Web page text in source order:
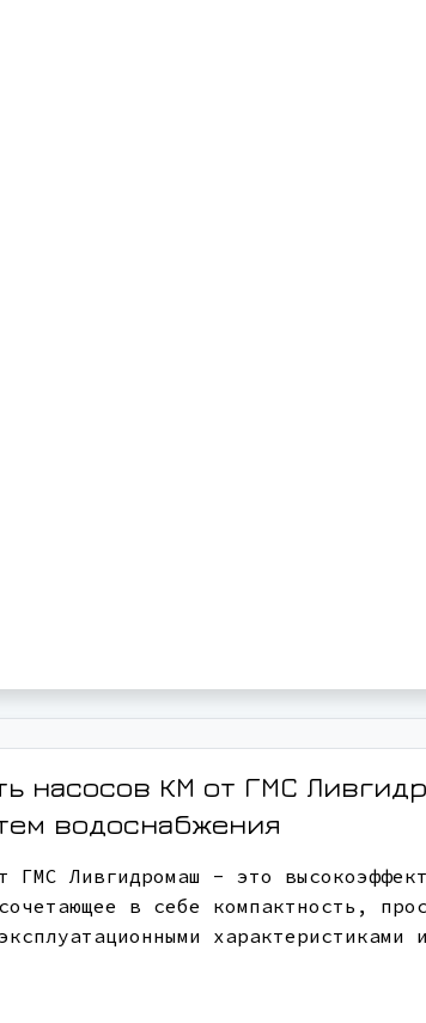
насосов КМ от ГМС
водоснабжения
ГМС Ливгидромаш - это
в себе компактность,
характеристиками и